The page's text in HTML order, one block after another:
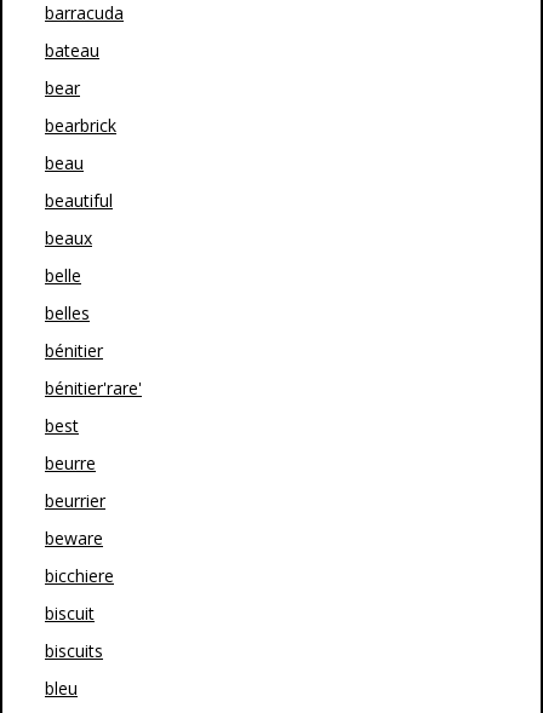
barracuda
bateau
bear
bearbrick
beau
beautiful
beaux
belle
belles
bénitier
bénitier'rare'
best
beurre
beurrier
beware
bicchiere
biscuit
biscuits
bleu